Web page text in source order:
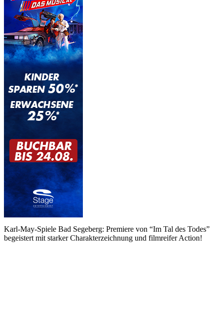
Karl-May-Spiele Bad Segeberg: Premiere von “Im Tal des Todes”
begeistert mit starker Charakterzeichnung und filmreifer Action!